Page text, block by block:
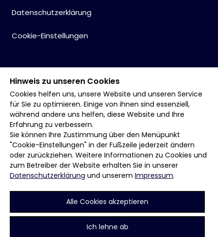
Datenschutzerklärung
Cookie-Einstellungen
Hinweis zu unseren Cookies
Cookies helfen uns, unsere Website und unseren Service
für Sie zu optimieren. Einige von ihnen sind essenziell,
während andere uns helfen, diese Website und Ihre
Erfahrung zu verbessern.
Sie können Ihre Zustimmung über den Menüpunkt
"Cookie-Einstellungen" in der Fußzeile jederzeit ändern
oder zurückziehen. Weitere Informationen zu Cookies und
zum Betreiber der Website erhalten Sie in unserer
Datenschutzerklärung und unserem Impressum.
Ich lehne ab
Alle Cookies akzeptieren